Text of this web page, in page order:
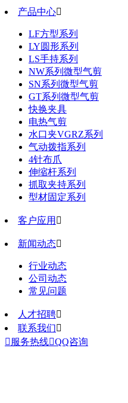
产品中心
LF方型系列
LY圆形系列
LS手持系列
NW系列微型气剪
SN系列微型气剪
GT系列微型气剪
快换夹具
电热气剪
水口夹VGRZ系列
气动拨指系列
4针布爪
伸缩杆系列
抓取夹持系列
型材固定系列
客户应用 
新闻动态
行业动态
公司动态
常见问题
人才招聘
联系我们
 服务热线QQ咨询